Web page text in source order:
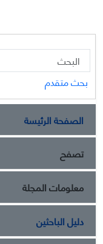
بحث متقدم
الصفحة الرئيسة
تصفح
معلومات المجلة
دليل الباحثين